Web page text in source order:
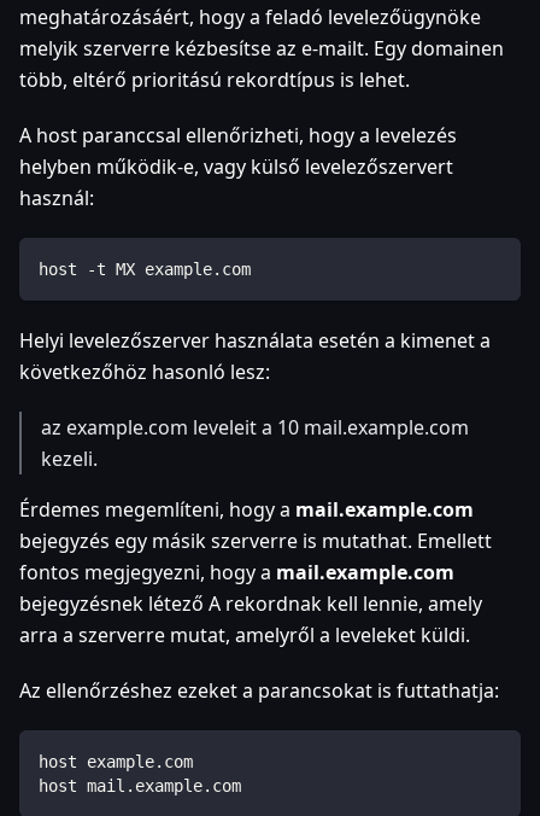
meghatározásáért, hogy a feladó levelezőügynöke
melyik szerverre kézbesítse az e-mailt. Egy domainen
több, eltérő prioritású rekordtípus is lehet.
A host paranccsal ellenőrizheti, hogy a levelezés
helyben működik-e, vagy külső levelezőszervert
használ:
host -t MX example.com
Helyi levelezőszerver használata esetén a kimenet a
következőhöz hasonló lesz:
az example.com leveleit a 10 mail.example.com
kezeli.
Érdemes megemlíteni, hogy a mail.example.com
bejegyzés egy másik szerverre is mutathat. Emellett
fontos megjegyezni, hogy a mail.example.com
bejegyzésnek létező A rekordnak kell lennie, amely
arra a szerverre mutat, amelyről a leveleket küldi.
Az ellenőrzéshez ezeket a parancsokat is futtathatja:
host example.com
host mail.example.com